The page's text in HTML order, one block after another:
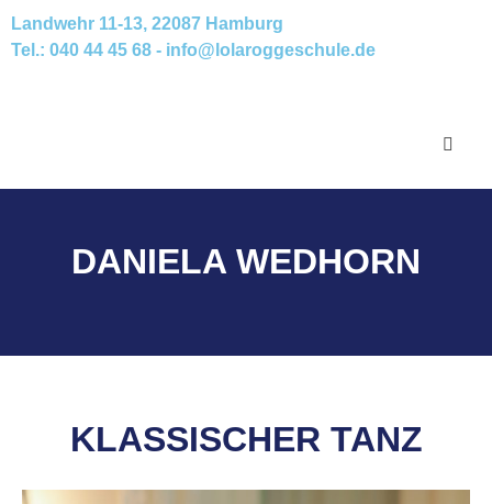
Landwehr 11-13, 22087 Hamburg
Tel.: 040 44 45 68 - info@lolaroggeschule.de​
DANIELA WEDHORN
KLASSISCHER TANZ